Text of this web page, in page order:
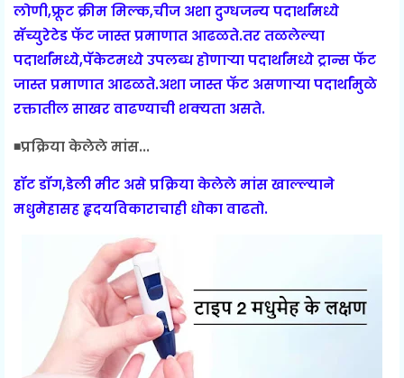
लोणी,फ्रूट क्रीम मिल्क,चीज अशा दुग्धजन्य पदार्थांमध्ये
सॅच्युरेटेड फॅट जास्त प्रमाणात आढळते.तर तळलेल्या
पदार्थांमध्ये,पॅकेटमध्ये उपलब्ध होणाऱ्या पदार्थांमध्ये ट्रान्स फॅट
जास्त प्रमाणात आढळते.अशा जास्त फॅट असणाऱ्या पदार्थांमुळे
रक्तातील साखर वाढण्याची शक्यता असते.
◾प्रक्रिया केलेले मांस...
हॉट डॉग,डेली मीट असे प्रक्रिया केलेले मांस खाल्ल्याने
मधुमेहासह हृदयविकाराचाही धोका वाढतो.